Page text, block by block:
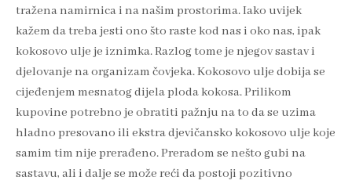
tražena namirnica i na našim prostorima. Iako uvijek
kažem da treba jesti ono što raste kod nas i oko nas, ipak
kokosovo ulje je iznimka. Razlog tome je njegov sastav i
djelovanje na organizam čovjeka. Kokosovo ulje dobija se
cijeđenjem mesnatog dijela ploda kokosa. Prilikom
kupovine potrebno je obratiti pažnju na to da se uzima
hladno presovano ili ekstra djevičansko kokosovo ulje koje
samim tim nije prerađeno. Preradom se nešto gubi na
sastavu, ali i dalje se može reći da postoji pozitivno